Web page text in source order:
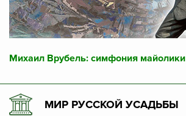
Михаил Врубель: симфония майолики
МИР РУССКОЙ УСАДЬБЫ